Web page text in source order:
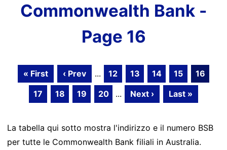
Commonwealth Bank -
Page 16
« First ‹ Prev ... 12 13 14 15
16
17
18 19 20 ... Next › Last »
La tabella qui sotto mostra l'indirizzo e il numero BSB
per tutte le Commonwealth Bank filiali in Australia.